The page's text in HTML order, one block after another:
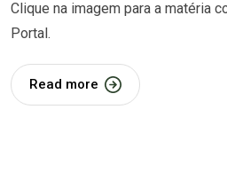
Clique na imagem para a matéria
Portal.
Read more